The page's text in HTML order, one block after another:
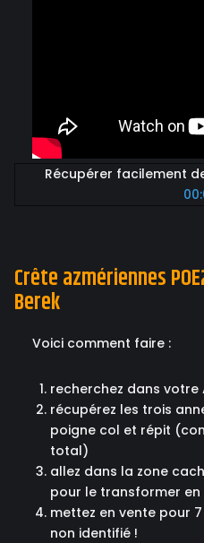
Récupérer facilement
Crête azmériennes
Berek
Voici comment faire :
recherchez dans votre
récupérez les trois
poigne col et répit
total)
allez dans la zone
pour le transformer
mettez en vente pour
non identifié !